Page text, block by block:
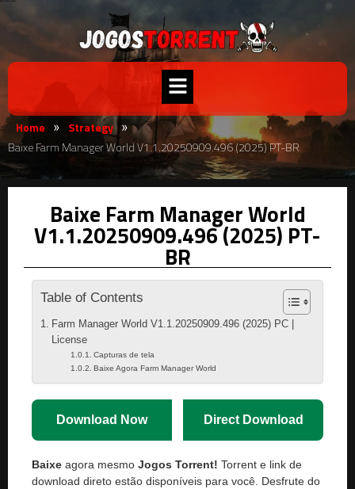
Home » Strategy »
Baixe Farm Manager World V1.1.20250909.496 (2025) PT-BR
Baixe Farm Manager World
V1.1.20250909.496 (2025) PT-
BR
Table of Contents
Farm Manager World V1.1.20250909.496 (2025) PC |
License
Capturas de tela
Baixe Agora Farm Manager World
Download Now Direct Download
Baixe agora mesmo Jogos Torrent! Torrent e link de
download direto estão disponíveis para você. Desfrute do